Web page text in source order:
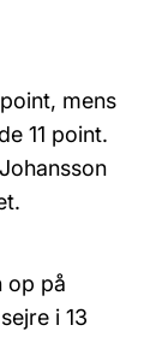
mens
11 point.
op på
i 13